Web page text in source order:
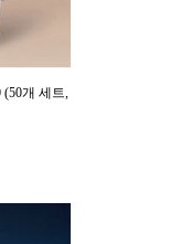
(50개 세트,